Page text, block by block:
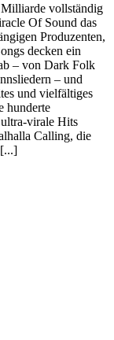
vollständig
Of Sound das
Produzenten,
decken ein
– von Dark Folk
– und
und vielfältiges
hunderte
virale Hits
Calling, die